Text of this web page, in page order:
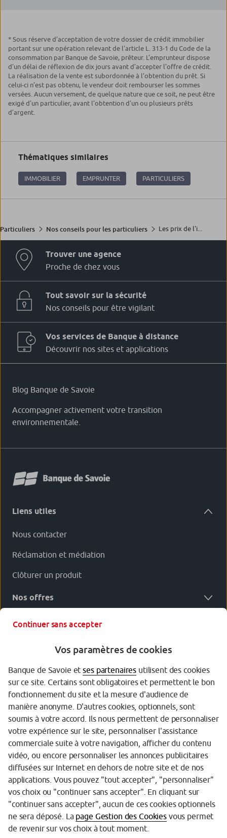
* Sous réserve d’acceptation de votre dossier de crédit immobilier
portant sur une opération relevant de l’article L. 313-1 du Code de la
consommation par Banque de Savoie, prêteur. L’emprunteur dispose
d’un délai de réflexion de dix jours avant d’accepter l’offre de crédit.
La réalisation de la vente est subordonnée à l’obtention du prêt. Si
celui-ci n’est pas obtenu, le vendeur doit rembourser les sommes
versées. Aucun versement, de quelque nature que ce soit, ne peut être
exigé d’un particulier, avant l’obtention d’un ou plusieurs prêts
d’argent.
Thématiques similaires
IMMOBILIER EMPRUNTER PARTICULIERS
Particuliers Nos conseils pour les particuliers Les prix de l'i...
Trouver une agence
Proche de chez vous
Tout savoir sur la sécurité
Nos conseils pour être vigilant
Vos services de Banque à distance
Découvrir nos sites et applications
Blog Banque de Savoie
Accompagner activement votre transition
environnementale.
Liens utiles
Nous contacter
Réclamation et médiation
Clôturer un produit
Nos offres
Garantie des dépôts
Protection des données personnelles
Politique cookies
Sécurité
Tarifs
Mentions légales
Réglementation
Continuer sans accepter
Vos paramètres de cookies
Banque de Savoie etses partenaires utilisent des cookies
sur ce site. Certains sont obligatoires et permettent le bon
fonctionnement du site et la mesure d'audience de
manière anonyme. D'autres cookies, optionnels, sont
soumis à votre accord. Ils nous permettent de personnaliser
votre expérience sur le site, personnaliser l'assistance
commerciale suite à votre navigation, afficher du contenu
vidéo, ou encore personnaliser les annonces publicitaires
diffusées sur Internet en dehors de notre site et de nos
applications. Vous pouvez "tout accepter", "personnaliser"
vos choix ou "continuer sans accepter". En cliquant sur
"continuer sans accepter", aucun de ces cookies optionnels
ne sera déposé. La page Gestion des Cookiesvous permet
de revenir sur vos choix à tout moment.